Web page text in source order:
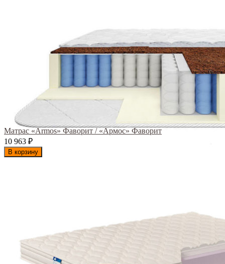
Матрас «Armos» Фаворит / «Армос» Фаворит
10 963 ₽
В корзину